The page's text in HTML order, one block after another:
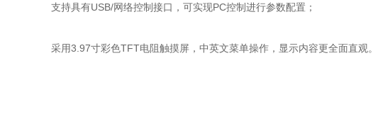
支持具有USB/网络控制接口，可实现PC控制进行参数配置；
采用3.97寸彩色TFT电阻触摸屏，中英文菜单操作，显示内容更全面直观。